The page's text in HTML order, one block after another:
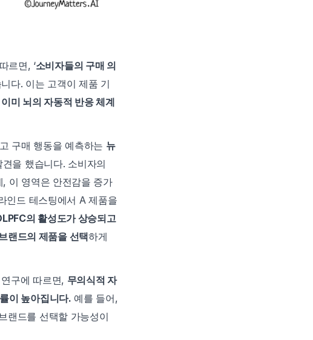
르면, ‘소비자들의 구매 의
다. 이는 고객이 제품 기
이미 뇌의 자동적 반응 체계
구매 행동을 예측하는 뉴
을 했습니다. 소비자의
이 영역은 안전감을 증가
인드 테스팅에서 A 제품을
의 활성도가 상승되고
랜드의 제품을 선택하게
구에 따르면, 무의식적 자
이 높아집니다. 예를 들어,
랜드를 선택할 가능성이